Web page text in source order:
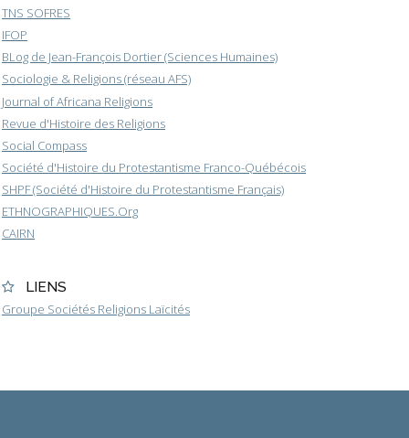
TNS SOFRES
IFOP
BLog de Jean-François Dortier (Sciences Humaines)
Sociologie & Religions (réseau AFS)
Journal of Africana Religions
Revue d'Histoire des Religions
Social Compass
Société d'Histoire du Protestantisme Franco-Québécois
SHPF (Société d'Histoire du Protestantisme Français)
ETHNOGRAPHIQUES.Org
CAIRN
LIENS
Groupe Sociétés Religions Laïcités